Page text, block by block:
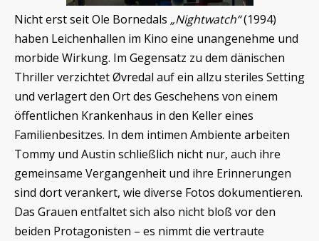
Nicht erst seit Ole Bornedals „Nightwatch“(1994)
haben Leichenhallen im Kino eine unangenehme und
morbide Wirkung. Im Gegensatz zu dem dänischen
Thriller verzichtet Øvredal auf ein allzu steriles Setting
und verlagert den Ort des Geschehens von einem
öffentlichen Krankenhaus in den Keller eines
Familienbesitzes. In dem intimen Ambiente arbeiten
Tommy und Austin schließlich nicht nur, auch ihre
gemeinsame Vergangenheit und ihre Erinnerungen
sind dort verankert, wie diverse Fotos dokumentieren.
Das Grauen entfaltet sich also nicht bloß vor den
beiden Protagonisten – es nimmt die vertraute